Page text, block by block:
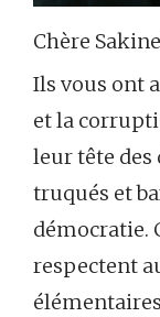
Chère
Ils vous ont
et la
leur tête des
truqués et
démocratie.
respectent